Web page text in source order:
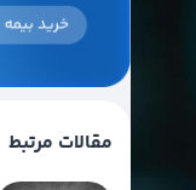
مقالات مرتبط